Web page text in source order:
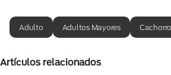
Adulto Adultos Mayores Cachorro
Artículos relacionados